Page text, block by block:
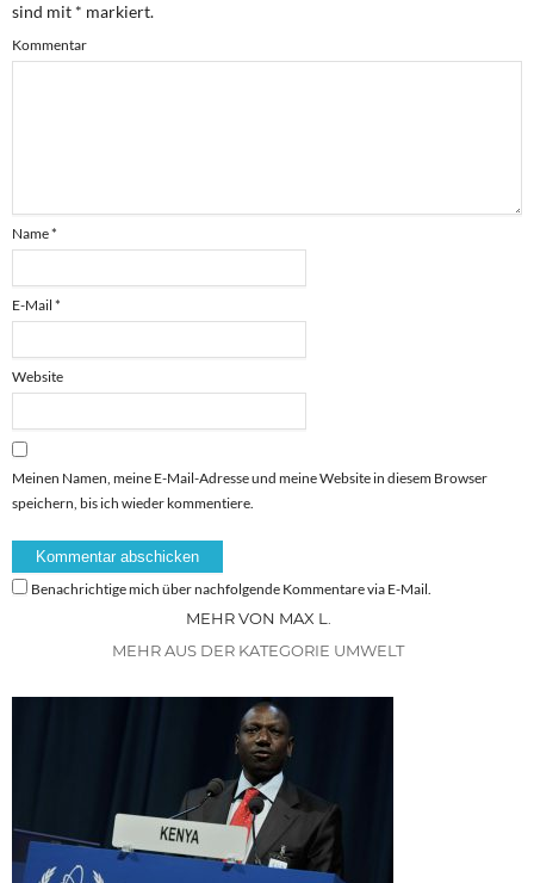
sind mit * markiert.
Kommentar
Name*
E-Mail *
Website
Meinen Namen, meine E-Mail-Adresse und meine Website in diesem Browser
speichern, bis ich wieder kommentiere.
Benachrichtige mich über nachfolgende Kommentare via E-Mail.
MEHR VON MAX L.
MEHR AUS DER KATEGORIE UMWELT